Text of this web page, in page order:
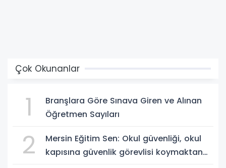
Çok Okunanlar
1
Branşlara Göre Sınava Giren ve Alınan
Öğretmen Sayıları
2
Mersin Eğitim Sen: Okul güvenliği, okul
kapısına güvenlik görevlisi koymaktan